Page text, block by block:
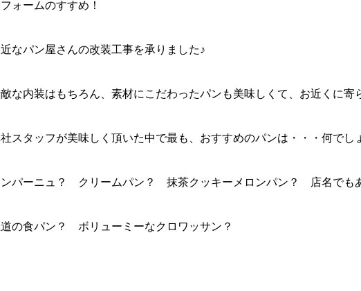
ォームのすすめ！
なパン屋さんの改装工事を承りました♪
な内装はもちろん、素材にこだわったパンも美味しくて、お近くに寄
スタッフが美味しく頂いた中で最も、おすすめのパンは・・・何でし
パーニュ？ クリームパン？ 抹茶クッキーメロンパン？ 店名でも
の食パン？ ボリューミーなクロワッサン？